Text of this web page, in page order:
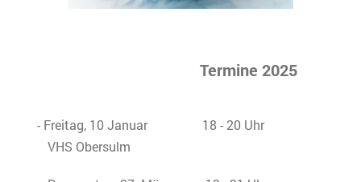
Termine 2025
- Freitag, 10 Januar 18 - 20 Uhr
VHS Obersulm